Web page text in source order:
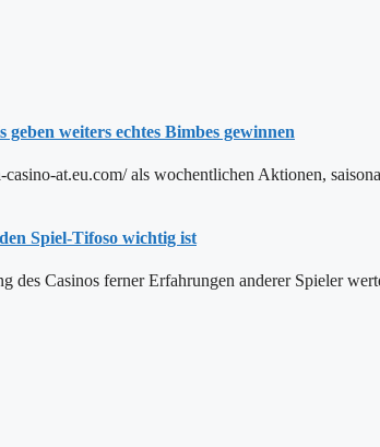
weiters echtes Bimbes gewinnen
at.eu.com/ als wochentlichen Aktionen,
Spiel-Tifoso wichtig ist
Casinos ferner Erfahrungen anderer Spieler